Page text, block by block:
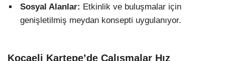
Sosyal Alanlar: Etkinlik ve buluşmalar için
genişletilmiş meydan konsepti uygulanıyor.
Kocaeli Kartepe’de Çalışmalar Hız